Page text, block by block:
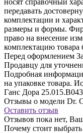
передавать
комплектации и
размеры и формы.
право на внесение
комплектацию товара
Перед оформлением
Продавцу для
Подробная
на упаковке товара.
Ганс Дора
Отзывы о модели Dr.
Оставить отзыв
Отзывов пока нет,
Почему стоит